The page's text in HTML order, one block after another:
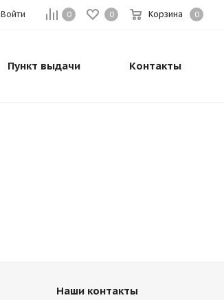
0 0 Корзина 0
Войти
Пункт выдачи Контакты
Наши контакты